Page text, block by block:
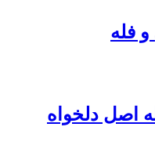
و فله
اصل دلخواه